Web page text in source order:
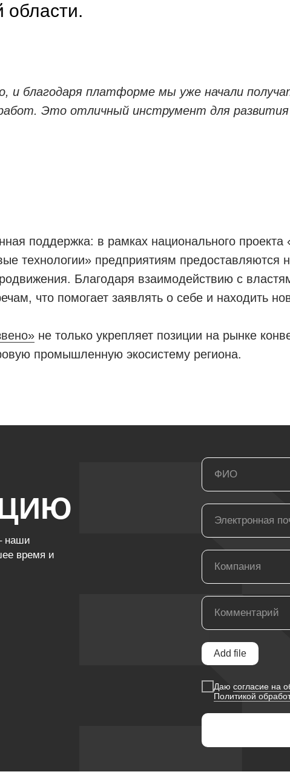
области.
и благодаря платформе мы уже начали
Это отличный инструмент для развития
поддержка: в рамках национального
технологии» предприятиям предоставляются
Благодаря взаимодействию с
что помогает заявлять о себе и находить
не только укрепляет позиции на рынке
промышленную экосистему региона.
наши
время и
Add file
Даю согласие на
Политикой